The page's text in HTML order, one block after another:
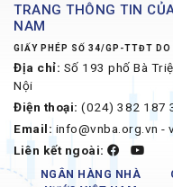
TRANG THÔNG TIN
NAM
GIẤY PHÉP SỐ 34/GP-TTĐT DO
Địa chỉ: Số 193 phố Bà
Nội
Điện thoại: (024) 382 187
Email: info@vnba.org.vn -
Liên kết ngoài:
NGÂN HÀNG NHÀ